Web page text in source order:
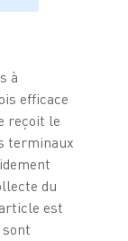
à
efficace
reçoit le
terminaux
du
est